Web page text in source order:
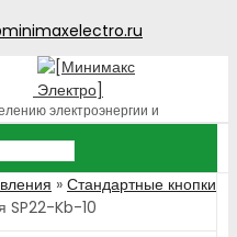
электроэнергии и
» Стандартные кнопки
SP22-Kb-10